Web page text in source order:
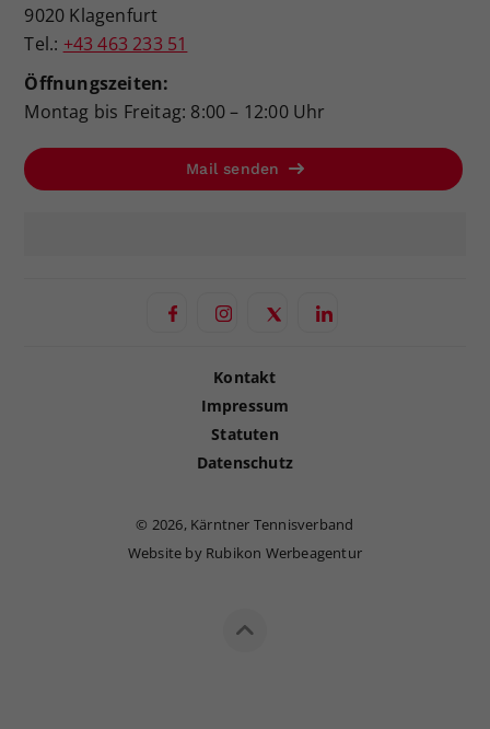
9020 Klagenfurt
Tel.: +43 463 233 51
Öffnungszeiten:
Montag bis Freitag: 8:00 – 12:00 Uhr
Mail senden
Kontakt
Impressum
Statuten
Datenschutz
© 2026, Kärntner Tennisverband
Website by Rubikon Werbeagentur